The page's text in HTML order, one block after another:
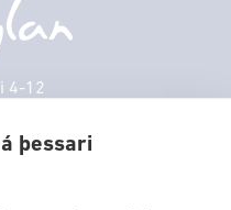
þessari
4-12